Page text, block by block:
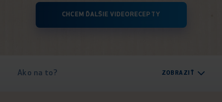
CHCEM ĎALŠIE VIDEORECEPTY
Ako na to? ZOBRAZIŤ